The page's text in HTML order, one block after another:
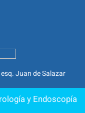
Juan de Salazar
y Endoscopía